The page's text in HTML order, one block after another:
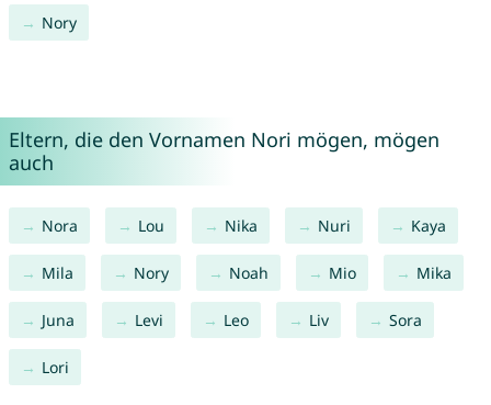
Nory
Eltern, die den Vornamen Nori mögen, mögen
auch
Nora Lou Nika Nuri Kaya
Mila Nory Noah Mio Mika
Juna Levi Leo Liv Sora
Lori